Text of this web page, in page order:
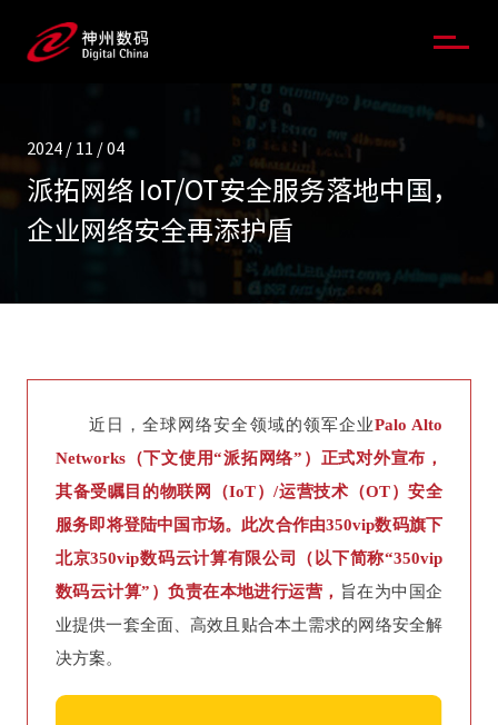
2024 / 11 / 04
派拓网络 IoT/OT安全服务落地中国，
企业网络安全再添护盾
近日，全球网络安全领域的领军企业Palo Alto
Networks（下文使用“派拓网络”）正式对外宣布，
其备受瞩目的物联网（IoT）/运营技术（OT）安全
服务即将登陆中国市场。此次合作由350vip数码旗下
北京350vip数码云计算有限公司（以下简称“350vip
数码云计算”）负责在本地进行运营， 旨在为中国企
业提供一套全面、高效且贴合本土需求的网络安全解
决方案。